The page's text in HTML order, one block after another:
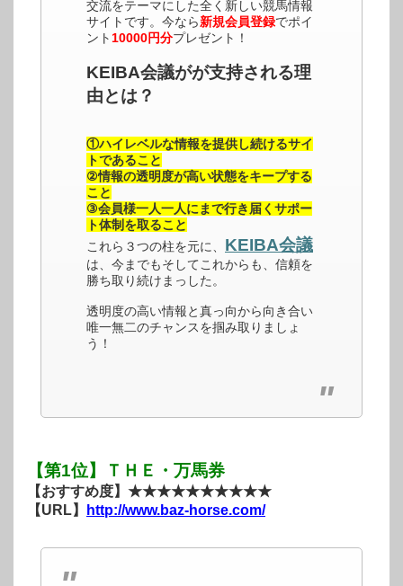
交流をテーマにした全く新しい競馬情報
サイトです。今なら新規会員登録でポイ
ント10000円分プレゼント！
KEIBA会議がが支持される理
由とは？
①ハイレベルな情報を提供し続けるサイ
トであること
②情報の透明度が高い状態をキープする
こと
③会員様一人一人にまで行き届くサポー
ト体制を取ること
これら３つの柱を元に、 KEIBA会議
は、今までもそしてこれからも、信頼を
勝ち取り続けまっした。
透明度の高い情報と真っ向から向き合い
唯一無二のチャンスを掴み取りましょ
う！
【第1位】ＴＨＥ・万馬券
【おすすめ度】★★★★★★★★★★
【URL】
http://www.baz-horse.com/